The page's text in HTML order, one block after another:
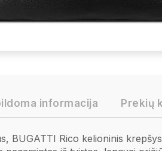
informacija Prekių
BUGATTI Rico kelioninis